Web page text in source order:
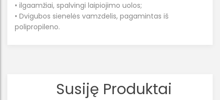
• ilgaamžiai, spalvingi laipiojimo uolos;
• Dvigubos sienelės vamzdelis, pagamintas iš
polipropileno.
Susiję Produktai